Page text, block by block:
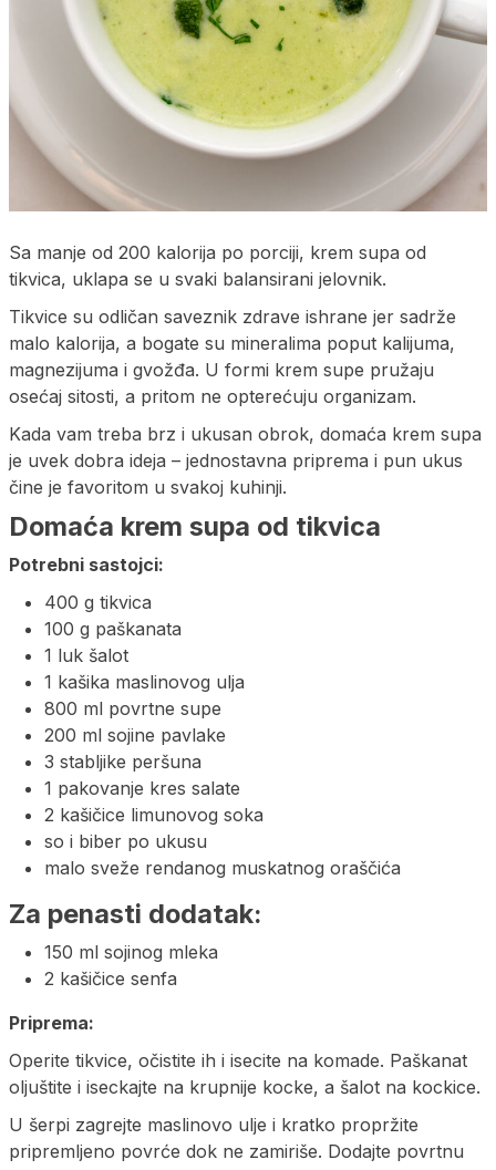
Sa manje od 200 kalorija po porciji, krem supa od
tikvica, uklapa se u svaki balansirani jelovnik.
Tikvice su odličan saveznik zdrave ishrane jer sadrže
malo kalorija, a bogate su mineralima poput kalijuma,
magnezijuma i gvožđa. U formi krem supe pružaju
osećaj sitosti, a pritom ne opterećuju organizam.
Kada vam treba brz i ukusan obrok, domaća krem supa
je uvek dobra ideja – jednostavna priprema i pun ukus
čine je favoritom u svakoj kuhinji.
Domaća krem supa od tikvica
Potrebni sastojci:
400 g tikvica
100 g paškanata
1 luk šalot
1 kašika maslinovog ulja
800 ml povrtne supe
200 ml sojine pavlake
3 stabljike peršuna
1 pakovanje kres salate
2 kašičice limunovog soka
so i biber po ukusu
malo sveže rendanog muskatnog oraščića
Za penasti dodatak:
150 ml sojinog mleka
2 kašičice senfa
Priprema:
Operite tikvice, očistite ih i isecite na komade. Paškanat
oljuštite i iseckajte na krupnije kocke, a šalot na kockice.
U šerpi zagrejte maslinovo ulje i kratko propržite
pripremljeno povrće dok ne zamiriše. Dodajte povrtnu